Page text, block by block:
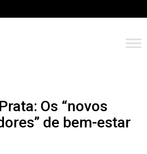
Os “novos
de bem-estar